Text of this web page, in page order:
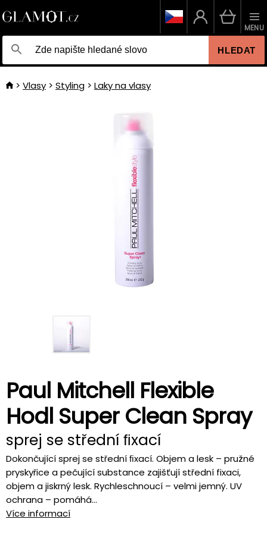
HLEDAT
MENU
Vlasy Styling Laky na vlasy
Paul Mitchell Flexible
Hodl Super Clean Spray
sprej se střední ﬁxací
Dokončující sprej se střední ﬁxací. Objem a lesk – pružné
pryskyřice a pečující substance zajišťují střední fixaci,
objem a jiskrný lesk. Rychleschnoucí – velmi jemný. UV
ochrana – pomáhá...
Více informací